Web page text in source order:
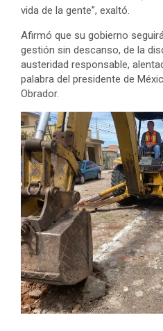
vida de la gente”, exaltó.
Afirmó que su gobierno
gestión sin descanso, de la
austeridad responsable,
palabra del presidente de
Obrador.